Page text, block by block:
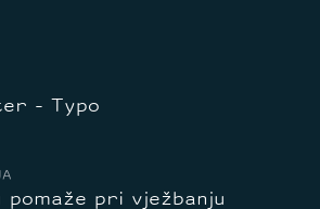
- Typo
pomaže pri vježbanju